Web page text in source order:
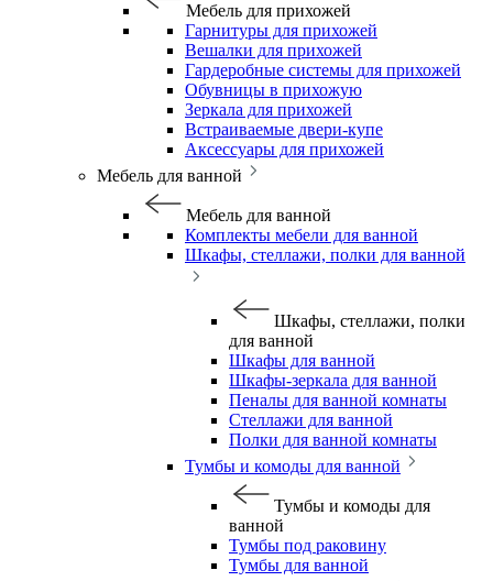
Мебель для прихожей
Гарнитуры для прихожей
Вешалки для прихожей
Гардеробные системы для прихожей
Обувницы в прихожую
Зеркала для прихожей
Встраиваемые двери-купе
Аксессуары для прихожей
Мебель для ванной
Мебель для ванной
Комплекты мебели для ванной
Шкафы, стеллажи, полки для ванной
Шкафы, стеллажи, полки
для ванной
Шкафы для ванной
Шкафы-зеркала для ванной
Пеналы для ванной комнаты
Стеллажи для ванной
Полки для ванной комнаты
Тумбы и комоды для ванной
Тумбы и комоды для
ванной
Тумбы под раковину
Тумбы для ванной